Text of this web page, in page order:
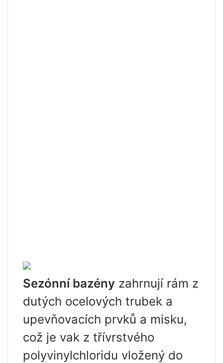
Sezónní bazény zahrnují rám z
dutých ocelových trubek a
upevňovacích prvků a misku,
což je vak z třívrstvého
polyvinylchloridu vložený do